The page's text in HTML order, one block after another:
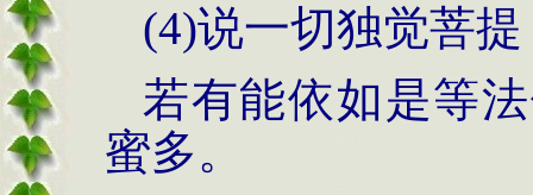
(4)说一切独觉菩
若有能依如是等
蜜多。